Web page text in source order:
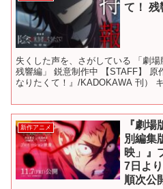
て！ 残
失くした声を、さがしている 「劇場
残響編」 鋭意制作中 【STAFF】 原
なりたくて！』/KADOKAWA 刊）
新作アニメ
『劇
別編集
映」』
7日よ
順次公